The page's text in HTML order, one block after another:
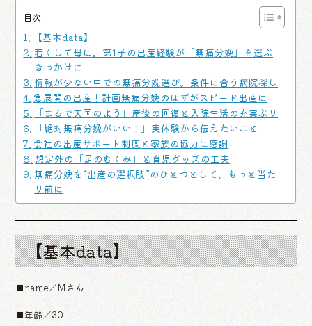
目次
【基本data】
若くして母に。第1子の出産経験が「無痛分娩」を選ぶ
きっかけに
情報が少ない中での無痛分娩選び。条件に合う病院探し
急展開の出産！計画無痛分娩のはずがスピード出産に
「まるで天国のよう」産後の回復と入院生活の充実ぶり
「絶対無痛分娩がいい！」実体験から伝えたいこと
会社の出産サポート制度と家族の協力に感謝
想定外の「足のむくみ」と育児グッズの工夫
無痛分娩を“出産の選択肢”のひとつとして、もっと当た
り前に
【基本data】
■name／Mさん
■年齢／30